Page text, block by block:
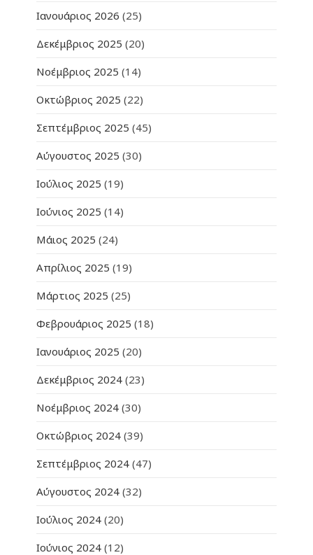
Ιανουάριος 2026 (25)
Δεκέμβριος 2025 (20)
Νοέμβριος 2025 (14)
Οκτώβριος 2025 (22)
Σεπτέμβριος 2025 (45)
Αύγουστος 2025 (30)
Ιούλιος 2025 (19)
Ιούνιος 2025 (14)
Μάιος 2025 (24)
Απρίλιος 2025 (19)
Μάρτιος 2025 (25)
Φεβρουάριος 2025 (18)
Ιανουάριος 2025 (20)
Δεκέμβριος 2024 (23)
Νοέμβριος 2024 (30)
Οκτώβριος 2024 (39)
Σεπτέμβριος 2024 (47)
Αύγουστος 2024 (32)
Ιούλιος 2024 (20)
Ιούνιος 2024 (12)